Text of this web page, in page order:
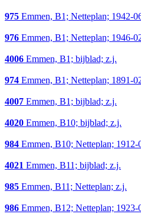
975 Emmen, B1; Netteplan; 1942-
976 Emmen, B1; Netteplan; 1946-
4006 Emmen, B1; bijblad; z.j.
974 Emmen, B1; Netteplan; 1891-
4007 Emmen, B1; bijblad; z.j.
4020 Emmen, B10; bijblad; z.j.
984 Emmen, B10; Netteplan; 1912-
4021 Emmen, B11; bijblad; z.j.
985 Emmen, B11; Netteplan; z.j.
986 Emmen, B12; Netteplan; 1923-